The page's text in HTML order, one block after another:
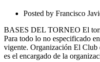
Posted by Francisco
BASES DEL TORNEO El
Para todo lo no especificado
vigente. Organización El Club
es el encargado de la